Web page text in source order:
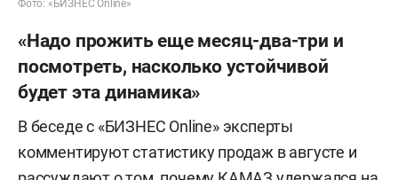
Фото: «БИЗНЕС Online»
«Надо прожить еще месяц-два-три и
посмотреть, насколько устойчивой
будет эта динамика»
В беседе с «БИЗНЕС Online» эксперты
комментируют статистику продаж в августе и